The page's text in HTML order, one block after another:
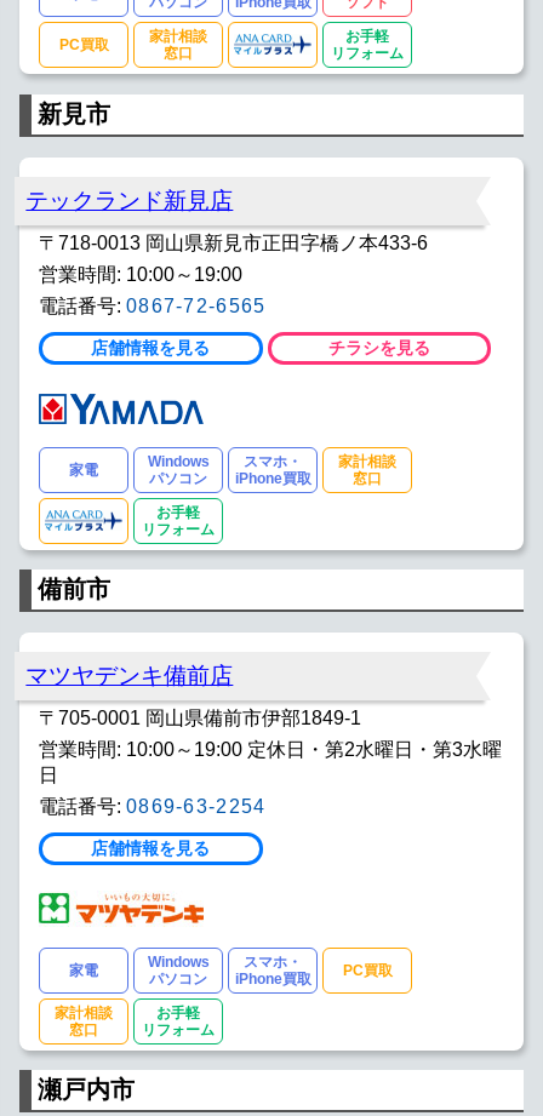
PC買取
家計相談
窓口
お手軽
リフォーム
新見市
テックランド新見店
〒718-0013 岡山県新見市正田字橋ノ本433-6
営業時間: 10:00～19:00
電話番号: 0867-72-6565
店舗情報を見る チラシを見る
家電
Windows
パソコン
スマホ・
iPhone買取
家計相談
窓口
お手軽
リフォーム
備前市
マツヤデンキ備前店
〒705-0001 岡山県備前市伊部1849-1
営業時間: 10:00～19:00 定休日・第2水曜日・第3水曜
日
電話番号: 0869-63-2254
店舗情報を見る
家電
Windows
パソコン
スマホ・
iPhone買取
PC買取
家計相談
窓口
お手軽
リフォーム
瀬戸内市